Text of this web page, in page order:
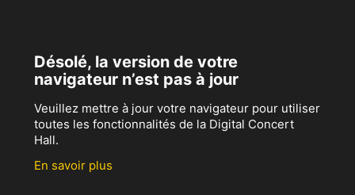
Désolé, la version de votre
navigateur n’est pas à jour
Veuillez mettre à jour votre navigateur pour utiliser
toutes les fonctionnalités de la Digital Concert
Hall.
En savoir plus